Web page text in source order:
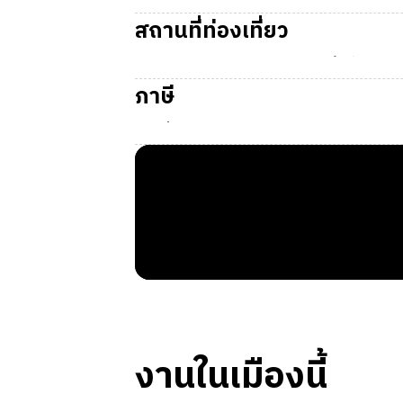
เวลาเดินทางด้วยรถยนต์ประมาณ 10 นาที
สถานที่ท่องเที่ยว
Dickinson Museum Center:
Heritage Park:
Recreation Trails & Lakes:
ภาษี
งานในเมืองนี้